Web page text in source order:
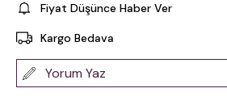
Fiyat Düşünce Haber Ver
Kargo Bedava
Yorum Yaz